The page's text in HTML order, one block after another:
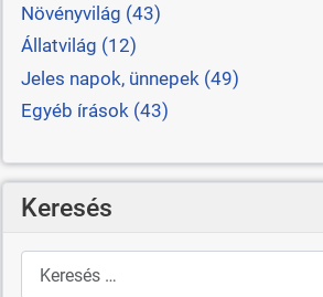
Növényvilág (43)
Állatvilág (12)
Jeles napok, ünnepek (49)
Egyéb írások (43)
Keresés
Keresés